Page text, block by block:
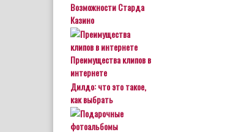
Возможности Старда
Казино
Преимущества клипов в
интернете
Дилдо: что это такое,
как выбрать